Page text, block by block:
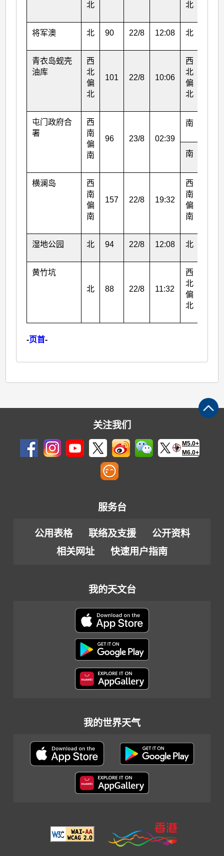
北
北
将军澳 北 90 22/8 12:08 北
青衣岛蚬壳
油库
西
北
偏
北
101 22/8 10:06
西
北
偏
北
屯门政府合
署
西
南
偏
南
96 23/8 02:39
南
南
横澜岛
西
南
偏
南
157 22/8 19:32
西
南
偏
南
湿地公园 北 94 22/8 12:08 北
黄竹坑
北
88 22/8 11:32
西
北
偏
北
-页首-
关注我们
M5.0+
M6.0+
服务台
公用表格 联络及支援
公开资料
相关网址
快速用户指南
我的天文台
我的世界天气